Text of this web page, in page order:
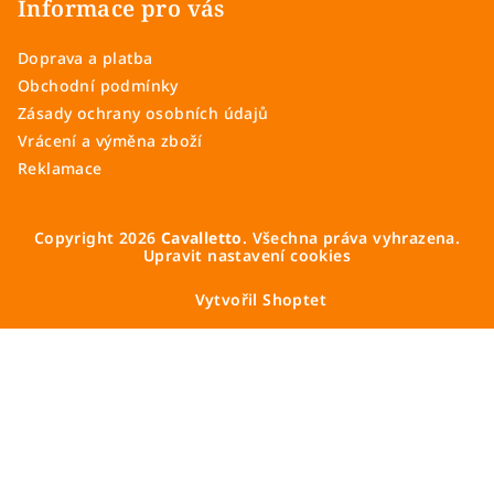
Informace pro vás
Doprava a platba
Obchodní podmínky
Zásady ochrany osobních údajů
Vrácení a výměna zboží
Reklamace
Copyright 2026 Cavalletto. Všechna práva vyhrazena.
Upravit nastavení cookies
Vytvořil Shoptet